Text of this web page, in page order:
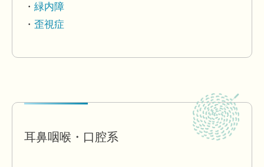
緑内障
歪視症
耳鼻咽喉・口腔系